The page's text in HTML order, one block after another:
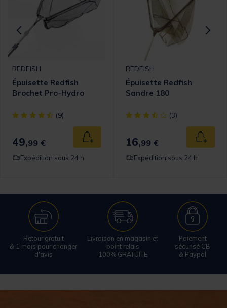
panier
REDFISH
Épuisette Redfish
Brochet Pro-Hydro
[object Object] out of 5 Customer Rating
(9)
49,99 € Ajouter au panier
Expédition sous 24 h
REDFISH
Épuisette Redfish
Sandre 180
[object Object] out of 5
(3)
16,99 €
Expédition sous 24 h
Retour gratuit
& 1 mois pour changer
d'avis
Livraison en magasin et
point relais
100% GRATUITE
Paiement
sécurisé CB
& Paypal